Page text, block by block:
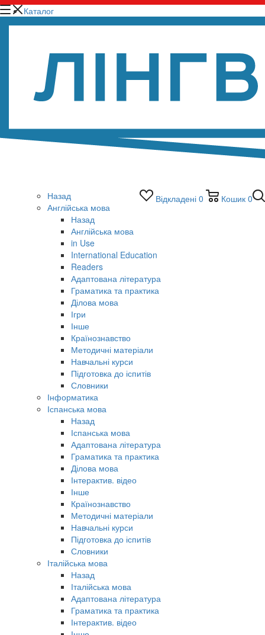
Відкладені 0 Кошик 0
Каталог
Назад
Англійська мова
Назад
Англійська мова
in Use
International Education
Readers
Адаптована література
Граматика та практика
Ділова мова
Ігри
Інше
Країнознавство
Методичні матеріали
Навчальні курси
Підготовка до іспитів
Словники
Інформатика
Іспанська мова
Назад
Іспанська мова
Адаптована література
Граматика та практика
Ділова мова
Інтерактив. відео
Інше
Країнознавство
Методичні матеріали
Навчальні курси
Підготовка до іспитів
Словники
Італійська мова
Назад
Італійська мова
Адаптована література
Граматика та практика
Інтерактив. відео